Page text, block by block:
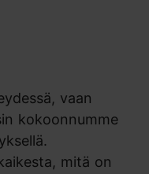
vaan
kokoonnumme
mitä on